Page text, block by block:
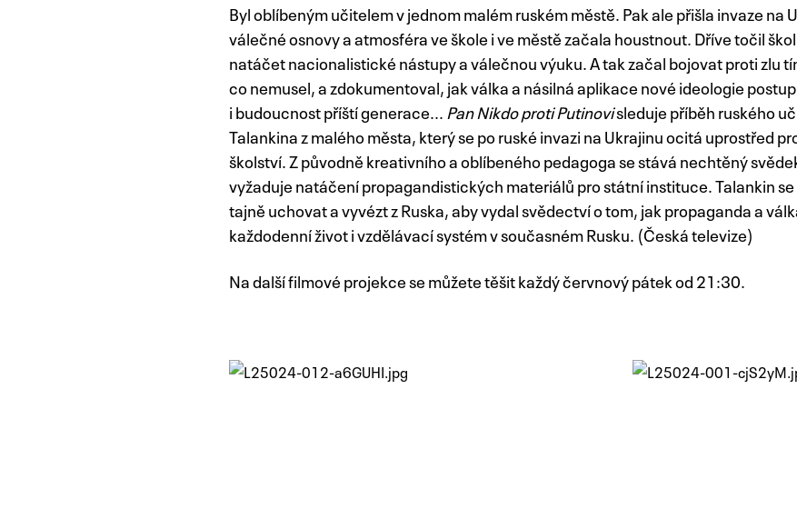
Byl oblíbeným učitelem v jednom malém ruském městě. Pak ale přišla invaze na
válečné osnovy a atmosféra ve škole i ve městě začala houstnout. Dříve točil
natáčet nacionalistické nástupy a válečnou výuku. A tak začal bojovat proti zlu
co nemusel, a zdokumentoval, jak válka a násilná aplikace nové ideologie
i budoucnost příští generace... Pan Nikdo proti Putinovisleduje příběh ruského
Talankina z malého města, který se po ruské invazi na Ukrajinu ocitá uprostřed
školství. Z původně kreativního a oblíbeného pedagoga se stává nechtěný
vyžaduje natáčení propagandistických materiálů pro státní instituce. Talankin
tajně uchovat a vyvézt z Ruska, aby vydal svědectví o tom, jak propaganda a
každodenní život i vzdělávací systém v současném Rusku. (Česká televize)
Na další filmové projekce se můžete těšit každý červnový pátek od 21:30.